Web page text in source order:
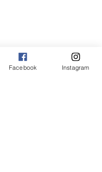
Facebook Instagram